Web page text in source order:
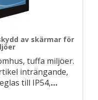
av skärmar för
tuffa miljöer.
inträngande,
till IP54,…